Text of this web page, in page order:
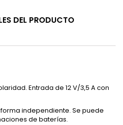
DEL PRODUCTO
Entrada de 12 V/3,5 A con
independiente. Se puede
de baterías.